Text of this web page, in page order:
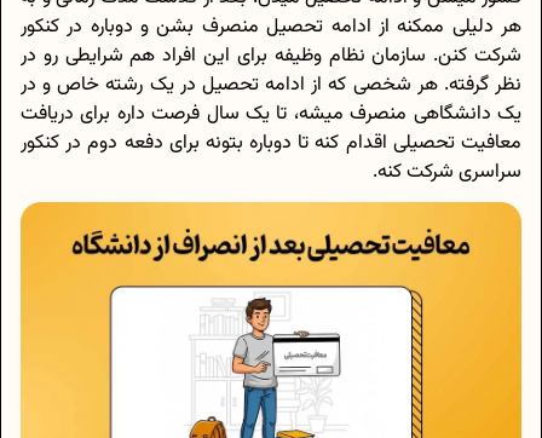
هر دلیلی ممکنه از ادامه تحصیل منصرف بشن و دوباره در کنکور
شرکت کنن. سازمان نظام وظیفه برای این افراد هم شرایطی رو در
نظر گرفته. هر شخصی که از ادامه تحصیل در یک رشته خاص و در
یک دانشگاهی منصرف میشه، تا یک سال فرصت داره برای دریافت
معافیت تحصیلی اقدام کنه تا دوباره بتونه برای دفعه دوم در کنکور
سراسری شرکت کنه.